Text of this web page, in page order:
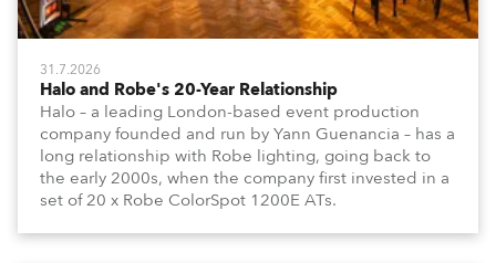
31.7.2026
Halo and Robe's 20-Year Relationship
Halo – a leading London-based event production
company founded and run by Yann Guenancia – has a
long relationship with Robe lighting, going back to
the early 2000s, when the company first invested in a
set of 20 x Robe ColorSpot 1200E ATs.